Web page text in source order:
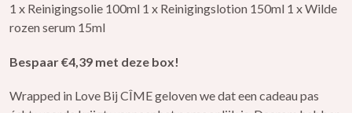
1 x Reinigingsolie 100ml 1 x Reinigingslotion 150ml 1 x Wilde
rozen serum 15ml
Bespaar €4,39 met deze box!
Wrapped in Love Bij CÎME geloven we dat een cadeau pas